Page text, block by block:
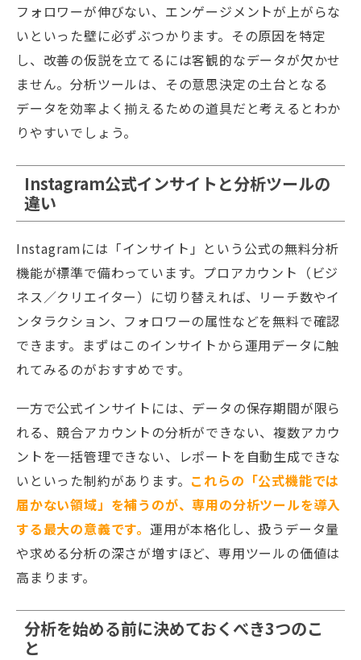
フォロワーが伸びない、エンゲージメントが上がらな
いといった壁に必ずぶつかります。その原因を特定
し、改善の仮説を立てるには客観的なデータが欠かせ
ません。分析ツールは、その意思決定の土台となる
データを効率よく揃えるための道具だと考えるとわか
りやすいでしょう。
Instagram公式インサイトと分析ツールの
違い
Instagramには「インサイト」という公式の無料分析
機能が標準で備わっています。プロアカウント（ビジ
ネス／クリエイター）に切り替えれば、リーチ数やイ
ンタラクション、フォロワーの属性などを無料で確認
できます。まずはこのインサイトから運用データに触
れてみるのがおすすめです。
一方で公式インサイトには、データの保存期間が限ら
れる、競合アカウントの分析ができない、複数アカウ
ントを一括管理できない、レポートを自動生成できな
いといった制約があります。 これらの「公式機能では
届かない領域」を補うのが、専用の分析ツールを導入
する最大の意義です。 運用が本格化し、扱うデータ量
や求める分析の深さが増すほど、専用ツールの価値は
高まります。
分析を始める前に決めておくべき3つのこ
と